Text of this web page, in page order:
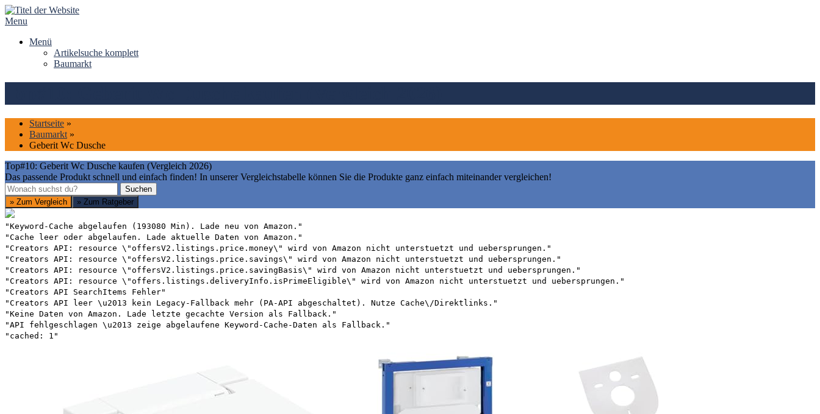
Skip
to
Menu
Menü
Artikelsuche komplett
Baumarkt
Startseite »
Baumarkt »
Geberit Wc Dusche
Top#10: Geberit Wc Dusche kaufen (Vergleich 2026)
Das passende Produkt schnell und einfach finden! In unserer Vergleichstabelle können Sie die Produkte ganz einfach miteinander vergleichen!
Suchen
Suchen
» Zum Vergleich
» Zum Ratgeber
"Keyword-Cache abgelaufen (193080 Min). Lade neu von Amazon."
"Cache leer oder abgelaufen. Lade aktuelle Daten von Amazon."
"Creators API: resource \"offersV2.listings.price.money\" wird von Amazon nicht unterstuetzt und uebersprungen."
"Creators API: resource \"offersV2.listings.price.savings\" wird von Amazon nicht unterstuetzt und uebersprungen."
"Creators API: resource \"offersV2.listings.price.savingBasis\" wird von Amazon nicht unterstuetzt und uebersprungen."
"Creators API: resource \"offers.listings.deliveryInfo.isPrimeEligible\" wird von Amazon nicht unterstuetzt und uebersprungen."
"Creators API SearchItems Fehler"
"Creators API leer \u2013 kein Legacy-Fallback mehr (PA-API abgeschaltet). Nutze Cache\/Direktlinks."
"Keine Daten von Amazon. Lade letzte gecachte Version als Fallback."
"API fehlgeschlagen \u2013 zeige abgelaufene Keyword-Cache-Daten als Fallback."
"cached: 1"